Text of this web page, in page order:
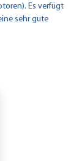
Es verfügt
sehr gute